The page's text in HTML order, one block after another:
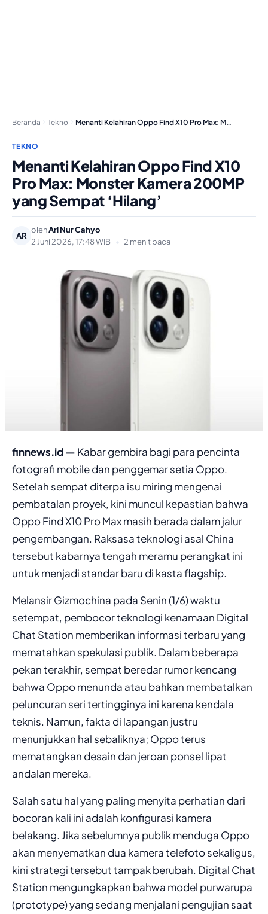
Beranda Tekno Menanti Kelahiran Oppo Find X10 Pro Max: Monster…
TEKNO
Menanti Kelahiran Oppo Find X10
Pro Max: Monster Kamera 200MP
yang Sempat ‘Hilang’
AR
olehAri Nur Cahyo
2 Juni 2026, 17:48 WIB
• 2 menit baca
finnews.id — Kabar gembira bagi para pencinta
fotografi mobile dan penggemar setia Oppo.
Setelah sempat diterpa isu miring mengenai
pembatalan proyek, kini muncul kepastian bahwa
Oppo Find X10 Pro Max masih berada dalam jalur
pengembangan. Raksasa teknologi asal China
tersebut kabarnya tengah meramu perangkat ini
untuk menjadi standar baru di kasta flagship.
Melansir Gizmochina pada Senin (1/6) waktu
setempat, pembocor teknologi kenamaan Digital
Chat Station memberikan informasi terbaru yang
mematahkan spekulasi publik. Dalam beberapa
pekan terakhir, sempat beredar rumor kencang
bahwa Oppo menunda atau bahkan membatalkan
peluncuran seri tertingginya ini karena kendala
teknis. Namun, fakta di lapangan justru
menunjukkan hal sebaliknya; Oppo terus
mematangkan desain dan jeroan ponsel lipat
andalan mereka.
Salah satu hal yang paling menyita perhatian dari
bocoran kali ini adalah konfigurasi kamera
belakang. Jika sebelumnya publik menduga Oppo
akan menyematkan dua kamera telefoto sekaligus,
kini strategi tersebut tampak berubah. Digital Chat
Station mengungkapkan bahwa model purwarupa
(prototype) yang sedang menjalani pengujian saat